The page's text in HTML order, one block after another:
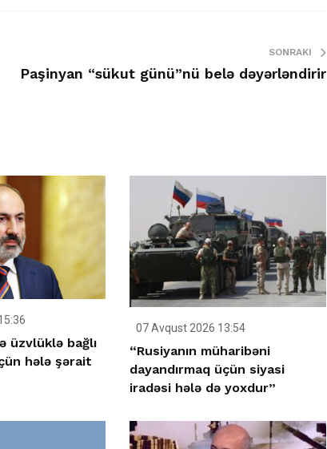
SONRAKI
Paşinyan “sükut günü”nü belə dəyərləndirir
üzvlüklə bağlı
hələ şərait
07 Avqust 2026 13:54
“Rusiyanın müharibəni
dayandırmaq üçün siyasi
iradəsi hələ də yoxdur”